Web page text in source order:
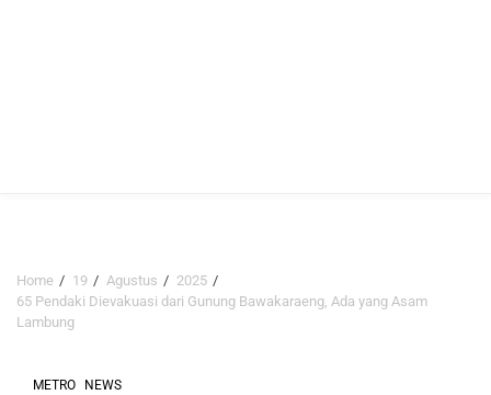
Home 19 Agustus
2025
65 Pendaki Dievakuasi dari Gunung Bawakaraeng, Ada yang Asam
Lambung
METRO NEWS